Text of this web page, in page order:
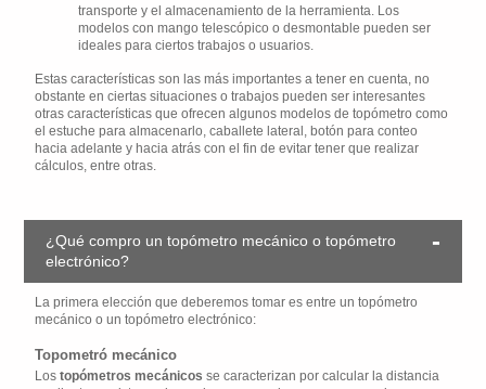
transporte y el almacenamiento de la herramienta. Los
modelos con mango telescópico o desmontable pueden ser
ideales para ciertos trabajos o usuarios.
Estas características son las más importantes a tener en cuenta, no
obstante en ciertas situaciones o trabajos pueden ser interesantes
otras características que ofrecen algunos modelos de topómetro como
el estuche para almacenarlo, caballete lateral, botón para conteo
hacia adelante y hacia atrás con el fin de evitar tener que realizar
cálculos, entre otras.
¿Qué compro un topómetro mecánico o topómetro
electrónico?
La primera elección que deberemos tomar es entre un topómetro
mecánico o un topómetro electrónico:
Topometró mecánico
Lostopómetros mecánicos se caracterizan por calcular la distancia